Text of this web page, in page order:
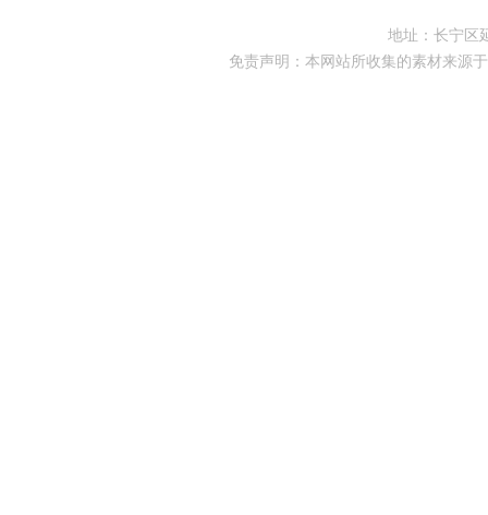
地址：长宁区
免责声明：本网站所收集的素材来源